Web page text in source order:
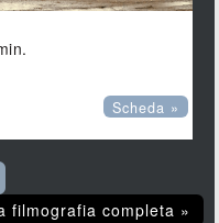
Scheda »
filmografia completa »